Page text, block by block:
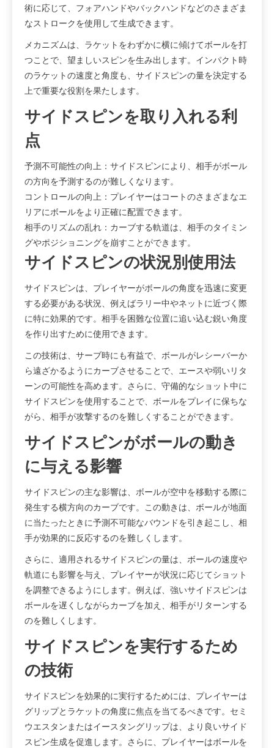
術に応じて、フォアハンドやバックハンドなどのさまざま
なストロークを使用して生成できます。
メカニズムは、ラケットをわずかに横に傾けてボールを打
つことで、望ましいスピンを生み出します。インパクト時
のラケットの速度と角度も、サイドスピンの量を決定する
上で重要な役割を果たします。
サイドスピンを取り入れる利
点
予測不可能性の向上：サイドスピンにより、相手がボール
の方向を予測するのが難しくなります。
コントロールの向上：プレイヤーはコートのさまざまなエ
リアにボールをより正確に配置できます。
相手のリズムの乱れ：カーブする軌道は、相手のタイミン
グやポジショニングを崩すことができます。
サイドスピンの状況別使用法
サイドスピンは、プレイヤーがボールの角度を迅速に変更
する必要がある状況、例えばラリー中やネットに近づく際
に特に効果的です。相手を困難な位置に追い込む鋭い角度
を作り出すために使用できます。
この技術は、サーブ時にも有益で、ボールがレシーバーか
ら遠ざかるようにカーブさせることで、エースや弱いリタ
ーンの可能性を高めます。さらに、守備的なショット中に
サイドスピンを使用することで、ボールをプレイに保ちな
がら、相手が攻撃するのを難しくすることができます。
サイドスピンがボールの動き
に与える影響
サイドスピンの主な影響は、ボールが空中を移動する際に
発生する横方向のカーブです。この動きは、ボールが地面
に当たったときに予測不可能なバウンドを引き起こし、相
手が効果的に反応するのを難しくします。
さらに、適用されるサイドスピンの量は、ボールの速度や
軌道にも影響を与え、プレイヤーが状況に応じてショット
を調整できるようにします。例えば、強いサイドスピンは
ボールを遅くしながらカーブを加え、相手がリターンする
のを難しくします。
サイドスピンを実行するため
の技術
サイドスピンを効果的に実行するためには、プレイヤーは
グリップとラケットの角度に焦点を当てるべきです。セミ
ウエスタンまたはイースタングリップは、より良いサイド
スピン生成を促進します。さらに、プレイヤーはボールを